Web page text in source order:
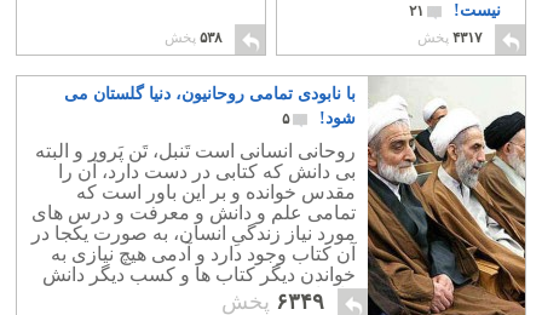
نیست!
۲۱
۴۳۱۷ پخش ۵۳۸ پخش
با نابودی تمامی روحانیون، دنیا گلستان می
شود!
۵
روحانی انسانی است تَنبل، تَن پَرور و البته
بی دانش که کتابی در دست دارد، آن را
مقدس خوانده و بر این باور است که
تمامی علم و دانش و معرفت و درس های
مورد نیاز زندگیِ انسان، به صورت یکجا در
آن کتاب وجود دارد و آدمی هیچ نیازی به
خواندن دیگر کتاب ها و کسب دیگر دانش
ها ندارد.
۶۳۴۹ پخش